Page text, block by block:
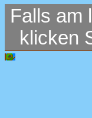
Falls am
klicken